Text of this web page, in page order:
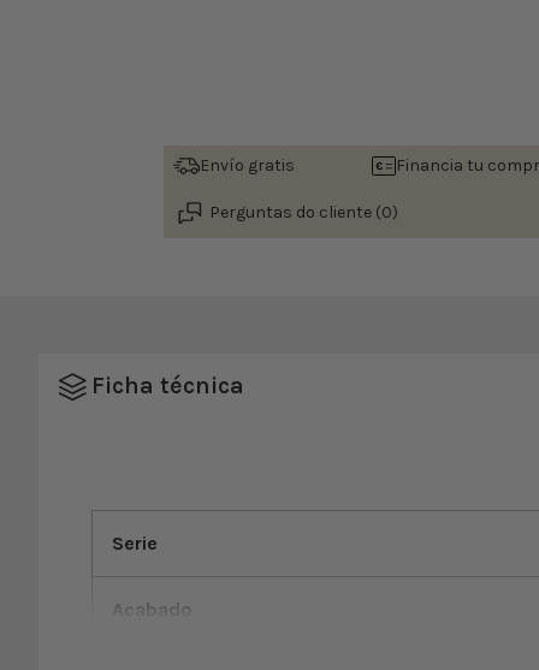
Envío gratis Financia tu
Perguntas do cliente (0)
Ficha técnica
Serie
Acabado